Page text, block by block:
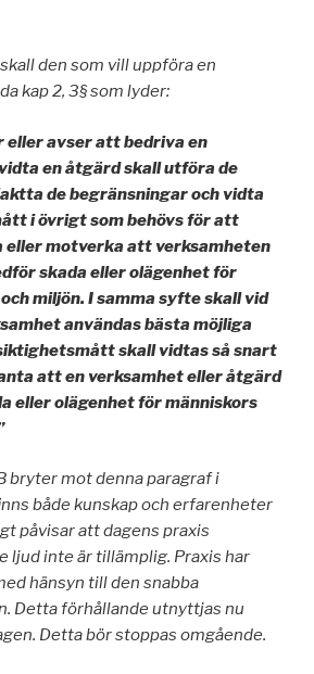
den som vill uppföra en
kap 2, 3§ som lyder:
eller avser att bedriva en
en åtgärd skall utföra de
de begränsningar och vidta
i övrigt som behövs för att
eller motverka att verksamheten
skada eller olägenhet för
miljön. I samma syfte skall vid
användas bästa möjliga
skall vidtas så snart
att en verksamhet eller åtgärd
eller olägenhet för människors
bryter mot denna paragraf i
både kunskap och erfarenheter
påvisar att dagens praxis
ljud inte är tillämplig. Praxis har
hänsyn till den snabba
Detta förhållande utnyttjas nu
Detta bör stoppas omgående.